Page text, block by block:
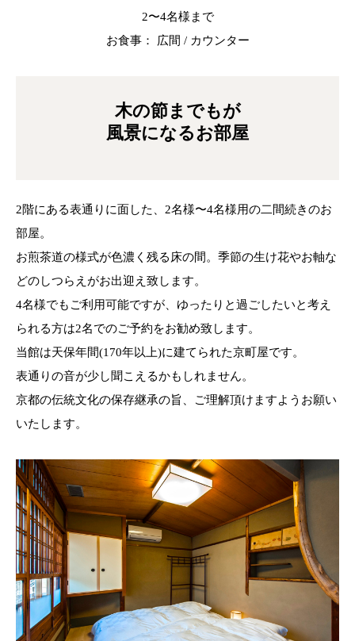
2〜4名様まで
お食事： 広間 / カウンター
木の節までもが
風景になるお部屋
2階にある表通りに面した、2名様〜4名様用の二間続きのお
部屋。
お煎茶道の様式が色濃く残る床の間。季節の生け花やお軸な
どのしつらえがお出迎え致します。
4名様でもご利用可能ですが、ゆったりと過ごしたいと考え
られる方は2名でのご予約をお勧め致します。
当館は天保年間(170年以上)に建てられた京町屋です。
表通りの音が少し聞こえるかもしれません。
京都の伝統文化の保存継承の旨、ご理解頂けますようお願い
いたします。